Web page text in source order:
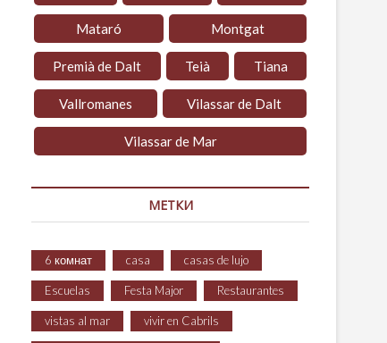
Mataró Montgat
Premià de Dalt Teià Tiana
Vallromanes Vilassar de Dalt
Vilassar de Mar
МЕТКИ
6 комнат casa casas de lujo
Escuelas Festa Major Restaurantes
vistas al mar vivir en Cabrils